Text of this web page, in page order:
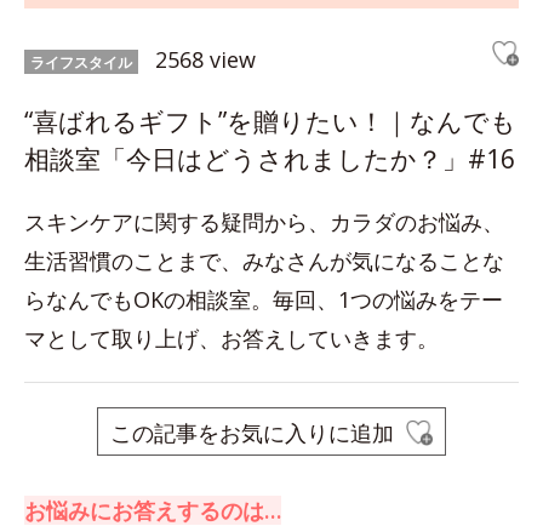
ライフスタイル 2568 view
“喜ばれるギフト”を贈りたい！｜なんでも
相談室「今日はどうされましたか？」#16
スキンケアに関する疑問から、カラダのお悩み、
生活習慣のことまで、みなさんが気になることな
らなんでもOKの相談室。毎回、1つの悩みをテー
マとして取り上げ、お答えしていきます。
この記事をお気に入りに追加
お悩みにお答えするのは…